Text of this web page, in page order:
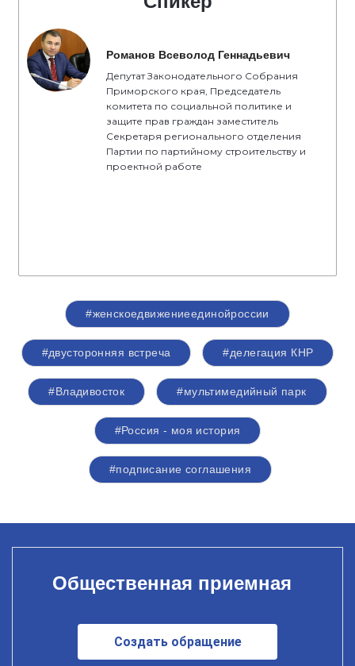
Романов Всеволод Геннадьевич
Депутат Законодательного Собрания
Приморского края, Председатель
комитета по социальной политике и
защите прав граждан заместитель
Секретаря регионального отделения
Партии по партийному строительству и
проектной работе
#женскоедвижениеединойроссии
#двусторонняя встреча #делегация КНР
#Владивосток #мультимедийный парк
#Россия - моя история
#подписание соглашения
Общественная приемная
Создать обращение